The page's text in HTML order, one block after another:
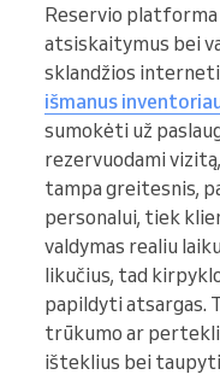
Reservio
atsiskaitymus bei
sklandžios
išmanus
sumokėti už
rezervuodami
tampa greitesnis,
personalui, tiek
valdymas realiu
likučius, tad
papildyti atsargas.
trūkumo ar
išteklius bei taupyti